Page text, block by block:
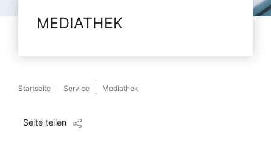
MEDIATHEK
Startseite Service Mediathek
Seite teilen